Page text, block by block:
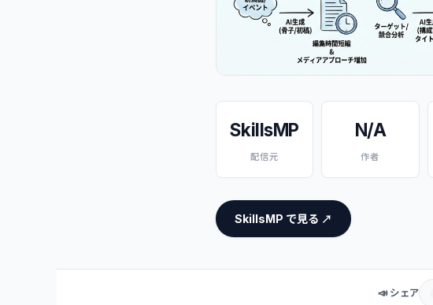
SkillsMP
配信元
N/A
作者
SkillsMP で見る ↗
📣 シェア